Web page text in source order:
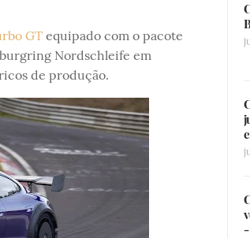
GTequipado com o pacote
Nordschleife em
de produção.